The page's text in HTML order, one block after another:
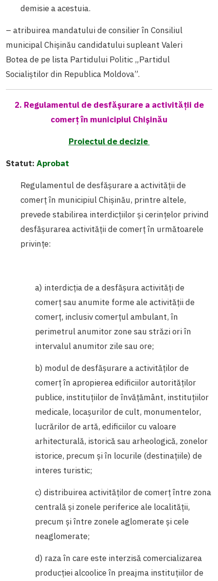
demisie a acestuia.
– atribuirea mandatului de consilier în Consiliul
municipal Chişinău candidatului supleant Valeri
Botea de pe lista Partidului Politic „Partidul
Socialiştilor din Republica Moldova”.
2. Regulamentul de desfășurare a activității de
comerț în municipiul Chișinău
Proiectul de decizie
Statut: Aprobat
Regulamentul de desfășurare a activității de
comerț în municipiul Chișinău, printre altele,
prevede stabilirea interdicţiilor şi cerinţelor privind
desfăşurarea activităţii de comerţ în următoarele
privinţe:
a) interdicţia de a desfăşura activităţi de
comerţ sau anumite forme ale activităţii de
comerţ, inclusiv comerţul ambulant, în
perimetrul anumitor zone sau străzi ori în
intervalul anumitor zile sau ore;
b) modul de desfăşurare a activităţilor de
comerţ în apropierea edificiilor autorităţilor
publice, instituţiilor de învăţământ, instituţiilor
medicale, locașurilor de cult, monumentelor,
lucrărilor de artă, edificiilor cu valoare
arhitecturală, istorică sau arheologică, zonelor
istorice, precum şi în locurile (destinaţiile) de
interes turistic;
c) distribuirea activităţilor de comerţ între zona
centrală şi zonele periferice ale localităţii,
precum şi între zonele aglomerate şi cele
neaglomerate;
d) raza în care este interzisă comercializarea
producţiei alcoolice în preajma instituţiilor de